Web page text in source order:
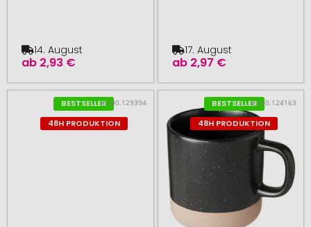
ab 2,93 €
14. August
ab 2,97 €
17. August
BESTSELLER
48H PRODUKTION
# 500.129394
BESTSELLER
48H PRODUKTION
# 500.124163